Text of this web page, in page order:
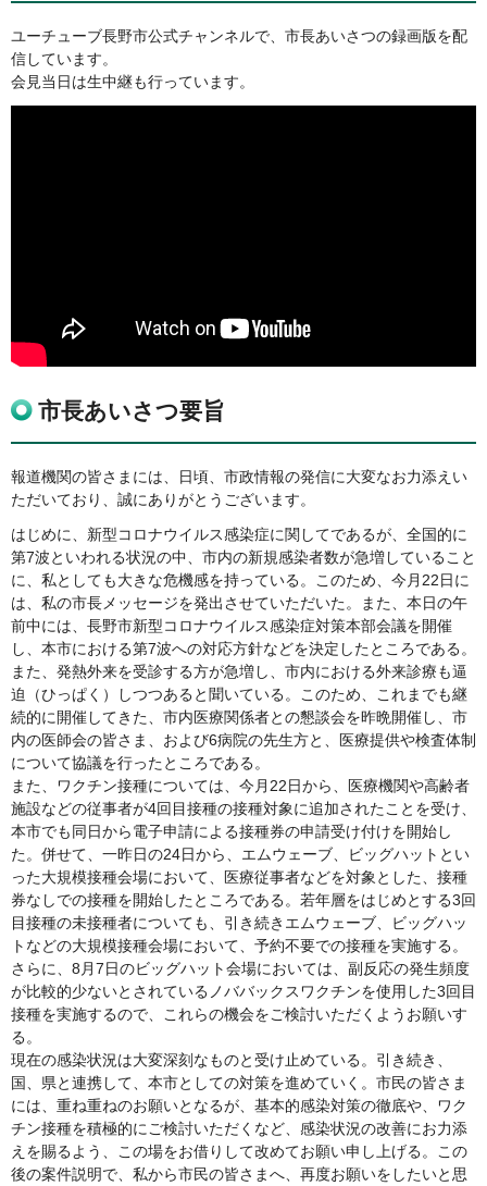
ユーチューブ長野市公式チャンネルで、市長あいさつの録画版を配
信しています。
会見当日は生中継も行っています。
市長あいさつ要旨
報道機関の皆さまには、日頃、市政情報の発信に大変なお力添えい
ただいており、誠にありがとうございます。
はじめに、新型コロナウイルス感染症に関してであるが、全国的に
第7波といわれる状況の中、市内の新規感染者数が急増していること
に、私としても大きな危機感を持っている。このため、今月22日に
は、私の市長メッセージを発出させていただいた。また、本日の午
前中には、長野市新型コロナウイルス感染症対策本部会議を開催
し、本市における第7波への対応方針などを決定したところである。
また、発熱外来を受診する方が急増し、市内における外来診療も逼
迫（ひっぱく）しつつあると聞いている。このため、これまでも継
続的に開催してきた、市内医療関係者との懇談会を昨晩開催し、市
内の医師会の皆さま、および6病院の先生方と、医療提供や検査体制
について協議を行ったところである。
また、ワクチン接種については、今月22日から、医療機関や高齢者
施設などの従事者が4回目接種の接種対象に追加されたことを受け、
本市でも同日から電子申請による接種券の申請受け付けを開始し
た。併せて、一昨日の24日から、エムウェーブ、ビッグハットとい
った大規模接種会場において、医療従事者などを対象とした、接種
券なしでの接種を開始したところである。若年層をはじめとする3回
目接種の未接種者についても、引き続きエムウェーブ、ビッグハッ
トなどの大規模接種会場において、予約不要での接種を実施する。
さらに、8月7日のビッグハット会場においては、副反応の発生頻度
が比較的少ないとされているノババックスワクチンを使用した3回目
接種を実施するので、これらの機会をご検討いただくようお願いす
る。
現在の感染状況は大変深刻なものと受け止めている。引き続き、
国、県と連携して、本市としての対策を進めていく。市民の皆さま
には、重ね重ねのお願いとなるが、基本的感染対策の徹底や、ワク
チン接種を積極的にご検討いただくなど、感染状況の改善にお力添
えを賜るよう、この場をお借りして改めてお願い申し上げる。この
後の案件説明で、私から市民の皆さまへ、再度お願いをしたいと思